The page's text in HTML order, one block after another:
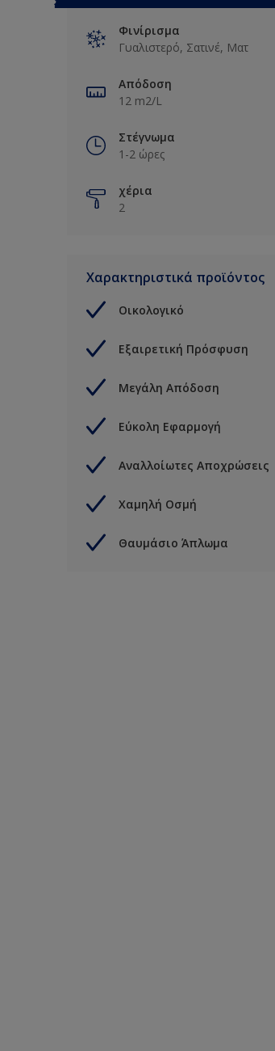
Φινίρισμα
Γυαλιστερό, Σατινέ, Ματ
Απόδοση
12 m2/L
Στέγνωμα
1-2 ώρες
χέρια
2
Χαρακτηριστικά προϊόντος
Οικολογικό
Εξαιρετική Πρόσφυση
Μεγάλη Απόδοση
Εύκολη Εφαρμογή
Αναλλοίωτες Αποχρώσεις
Χαμηλή Οσμή
Θαυμάσιο Άπλωμα